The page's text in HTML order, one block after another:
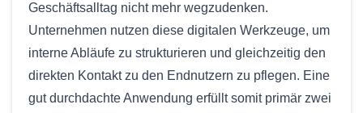
Geschäftsalltag nicht mehr wegzudenken.
Unternehmen nutzen diese digitalen Werkzeuge, um
interne Abläufe zu strukturieren und gleichzeitig den
direkten Kontakt zu den Endnutzern zu pflegen. Eine
gut durchdachte Anwendung erfüllt somit primär zwei